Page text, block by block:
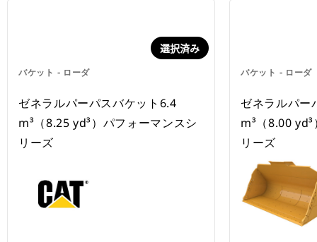
バケット - ローダ
選択済み
ゼネラルパーパスバケット6.4
m³（8.25 yd³）パフォーマンスシ
リーズ
バケット - ローダ
ゼネラルパー
m³（8.00
リーズ